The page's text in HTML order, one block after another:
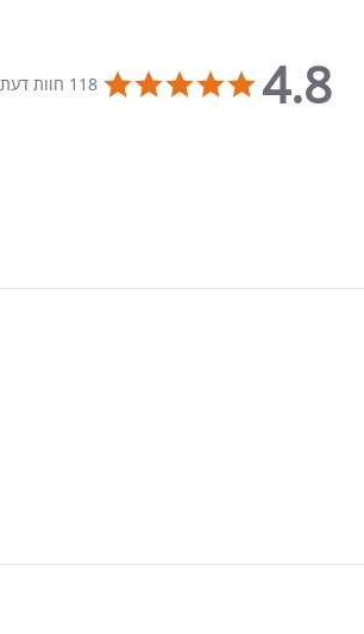
4.8
4.8 star rating
118 חוות דעת